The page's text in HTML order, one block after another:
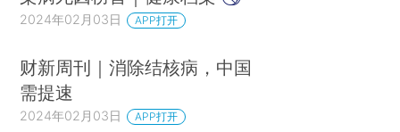
2024年02月03日 APP打开
财新周刊｜消除结核病，中国
需提速
2024年02月03日 APP打开